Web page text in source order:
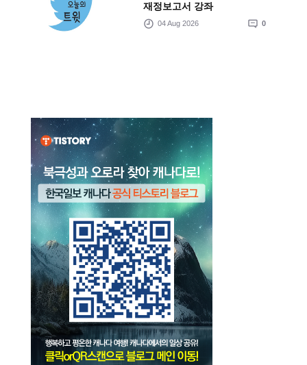
재정보고서 강좌
04 Aug 2026 0